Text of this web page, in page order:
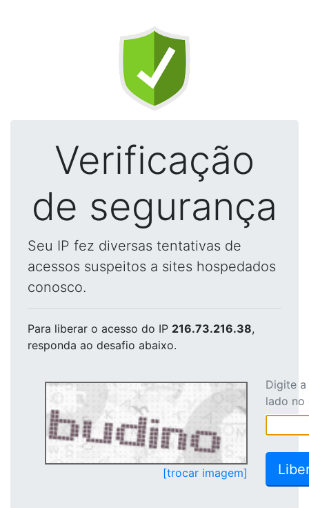
Verificação
de segurança
Seu IP fez diversas tentativas de
acessos suspeitos a sites hospedados
conosco.
Para liberar o acesso do IP 216.73.216.38,
responda ao desafio abaixo.
[trocar imagem]
Digite
lado no